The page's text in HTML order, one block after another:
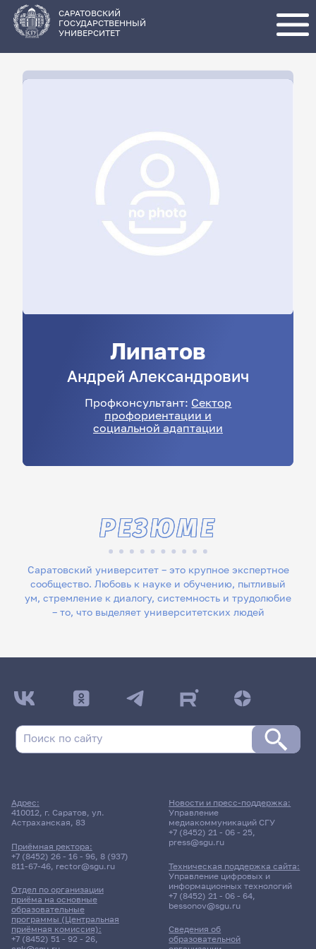
основному
содержанию
САРАТОВСКИЙ
ГОСУДАРСТВЕННЫЙ
УНИВЕРСИТЕТ
Липатов
Андрей Александрович
Профконсультант: Сектор
профориентации и
социальной адаптации
Саратовский университет – это крупное экспертное
сообщество. Любовь к науке и обучению, пытливый
ум, стремление к диалогу, системность и трудолюбие
– то, что выделяет университетских людей
РЕЗЮМЕ
Адрес:
410012, г. Саратов, ул.
Астраханская, 83
Приёмная ректора:
+7 (8452) 26 - 16 - 96, 8 (937)
811-67-46, rector@sgu.ru
Отдел по организации
приёма на основные
образовательные
программы (Центральная
приёмная комиссия):
+7 (8452) 51 - 92 - 26,
Сведения об
образовательной
Новости и пресс-поддержка:
Управление
медиакоммуникаций СГУ
+7 (8452) 21 - 06 - 25,
press@sgu.ru
Техническая поддержка сайта:
Управление цифровых и
информационных технологий
+7 (8452) 21 - 06 - 64,
bessonov@sgu.ru